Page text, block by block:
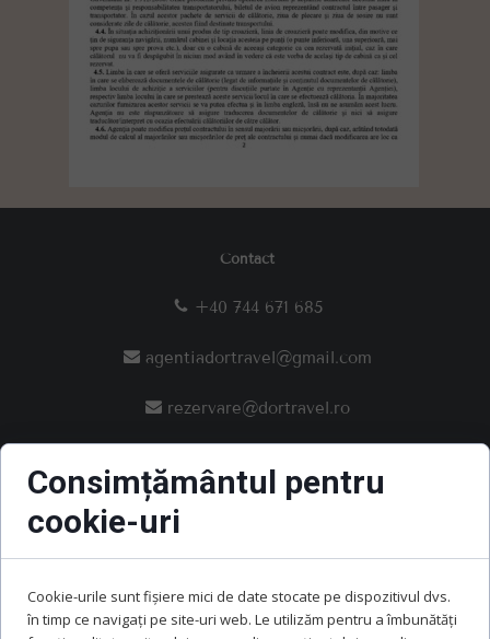
Contact
+40 744 671 685
agentiadortravel@gmail.com
rezervare@dortravel.ro
CU
J2022000177128
RO66 INGB 0000 9999 1389 6622
Consimțământul pentru
cookie-uri
Cookie-urile sunt fișiere mici de date stocate pe dispozitivul dvs.
în timp ce navigați pe site-uri web. Le utilizăm pentru a îmbunătăți